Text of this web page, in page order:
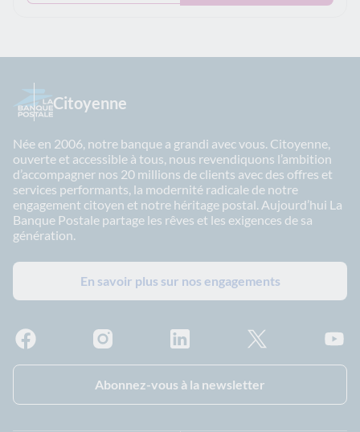
Citoyenne
Née en 2006, notre banque a grandi avec vous. Citoyenne,
ouverte et accessible à tous, nous revendiquons l’ambition
d’accompagner nos 20 millions de clients avec des offres et
services performants, la modernité radicale de notre
engagement citoyen et notre héritage postal. Aujourd’hui La
Banque Postale partage les rêves et les exigences de sa
génération.
En savoir plus sur nos engagements
Abonnez-vous à la newsletter